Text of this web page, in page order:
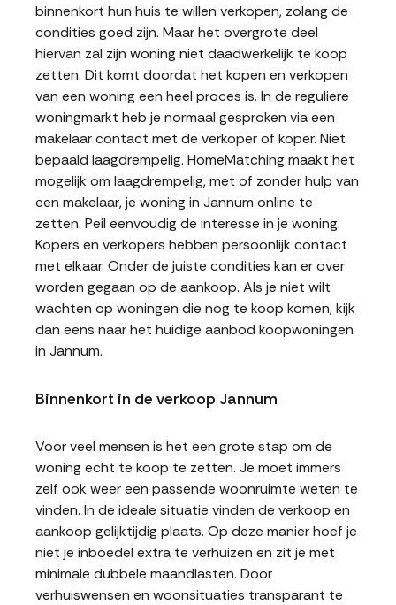
binnenkort hun huis te willen verkopen, zolang de
condities goed zijn. Maar het overgrote deel
hiervan zal zijn woning niet daadwerkelijk te koop
zetten. Dit komt doordat het kopen en verkopen
van een woning een heel proces is. In de reguliere
woningmarkt heb je normaal gesproken via een
makelaar contact met de verkoper of koper. Niet
bepaald laagdrempelig. HomeMatching maakt het
mogelijk om laagdrempelig, met of zonder hulp van
een makelaar, je woning in Jannum online te
zetten. Peil eenvoudig de interesse in je woning.
Kopers en verkopers hebben persoonlijk contact
met elkaar. Onder de juiste condities kan er over
worden gegaan op de aankoop. Als je niet wilt
wachten op woningen die nog te koop komen, kijk
dan eens naar het huidige aanbod koopwoningen
in Jannum.
Binnenkort in de verkoop Jannum
Voor veel mensen is het een grote stap om de
woning echt te koop te zetten. Je moet immers
zelf ook weer een passende woonruimte weten te
vinden. In de ideale situatie vinden de verkoop en
aankoop gelijktijdig plaats. Op deze manier hoef je
niet je inboedel extra te verhuizen en zit je met
minimale dubbele maandlasten. Door
verhuiswensen en woonsituaties transparant te